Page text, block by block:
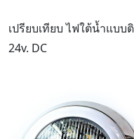
เปรียบเทียบ ไฟใต้น้ำแบบ
24v. DC